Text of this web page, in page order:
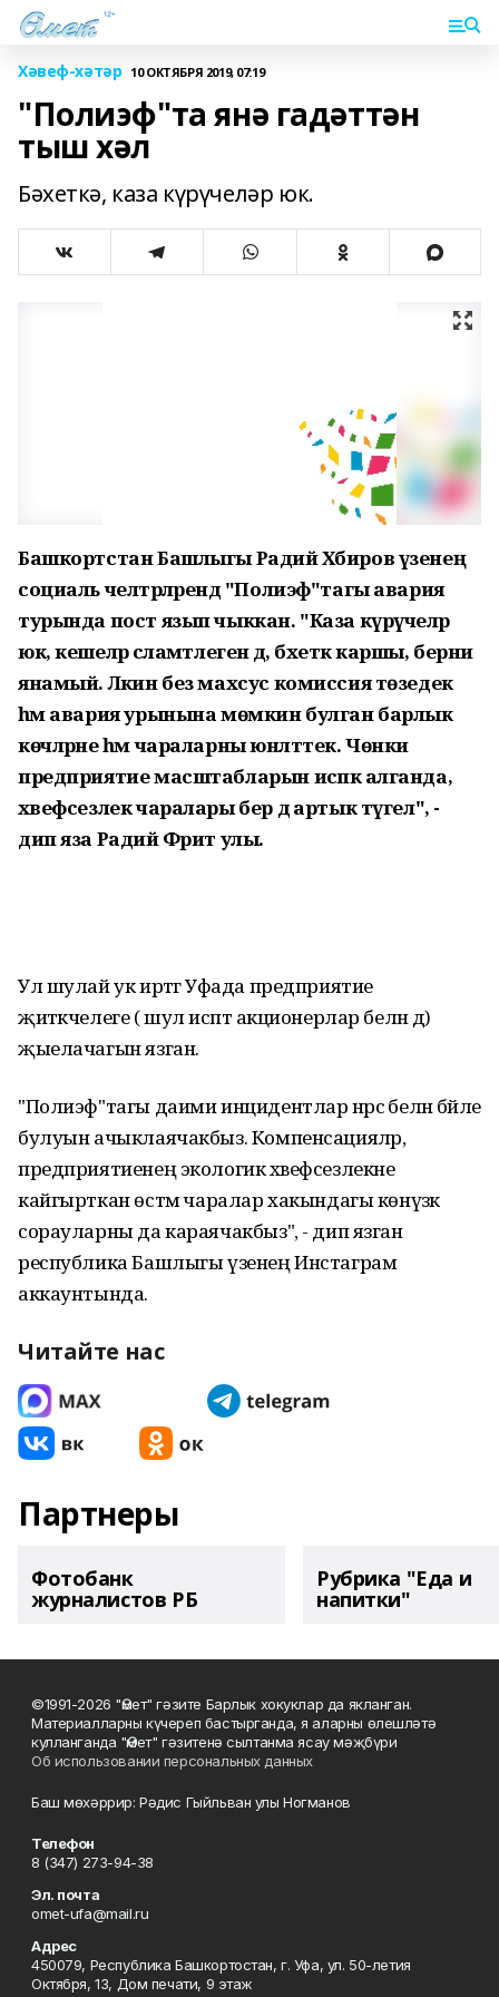
Хәвеф-хәтәр 10 ОКТЯБРЯ 2019, 07:19
"Полиэф"та янә гадәттән
тыш хәл
Бәхеткә, каза күрүчеләр юк.
Башкортстан Башлыгы Радий Хәбиров үзенең
социаль челтәрләрендә "Полиэф"тагы авария
турында пост язып чыккан. "Каза күрүчеләр
юк, кешеләр сәламәтлегенә дә, бәхеткә каршы, берни
янамый. Ләкин без махсус комиссия төзедек
һәм авария урынына мөмкин булган барлык
көчләрне һәм чараларны юнәлттек. Чөнки
предприятие масштабларын исәпкә алганда,
хәвефсезлек чаралары бер дә артык түгел", -
дип яза Радий Фәрит улы.
Ул шулай ук иртәгә Уфада предприятие
җитәкчелеге ( шул исәптә акционерлар белән дә)
җыелачагын язган.
"Полиэф"тагы даими инцидентлар нәрсә белән бәйле
булуын ачыклаячакбыз. Компенсацияләр,
предприятиенең экологик хәвефсезлекне
кайгырткан өстәмә чаралар хакындагы көнүзәк
сорауларны да караячакбыз", - дип язган
республика Башлыгы үзенең Инстаграм
аккаунтында.
Читайте нас
Партнеры
Фотобанк
журналистов РБ
Рубрика "Еда и
напитки"
©1991-2026 "Өмет" гәзите Барлык хокуклар да якланган.
Материалларны күчереп бастырганда, я аларны өлешләтә
кулланганда "Өмет" гәзитенә сылтанма ясау мәҗбүри
Об использовании персональных данных
Баш мөхәррир: Рәдис Гыйльван улы Ногманов
Телефон
8 (347) 273-94-38
Эл. почта
omet-ufa@mail.ru
Адрес
450079, Республика Башкортостан, г. Уфа, ул. 50-летия
Октября, 13, Дом печати, 9 этаж